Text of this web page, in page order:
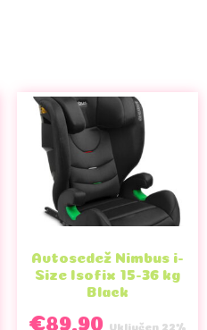
Avtosedež Nimbus i-
Size Isofix 15-36 kg
Black
€89.90 Vključen 22%